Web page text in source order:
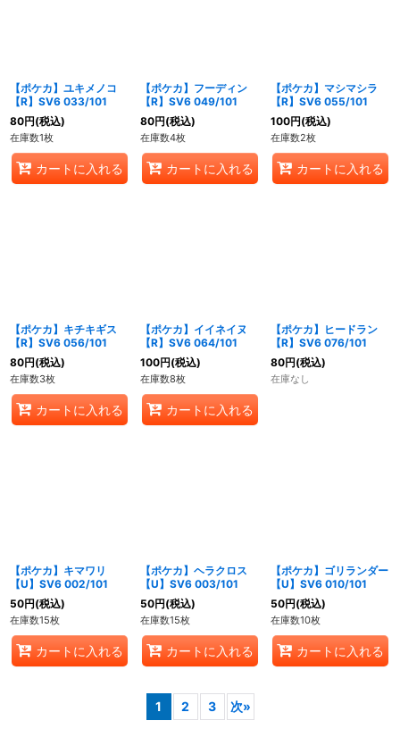
【ポケカ】ユキメノコ
【R】SV6 033/101
80円(税込)
在庫数1枚
カートに入れる
【ポケカ】フーディン
【R】SV6 049/101
80円(税込)
在庫数4枚
カートに入れる
【ポケカ】マシマシラ
【R】SV6 055/101
100円(税込)
在庫数2枚
カートに入れる
【ポケカ】キチキギス
【R】SV6 056/101
80円(税込)
在庫数3枚
カートに入れる
【ポケカ】イイネイヌ
【R】SV6 064/101
100円(税込)
在庫数8枚
カートに入れる
【ポケカ】ヒードラン
【R】SV6 076/101
80円(税込)
在庫なし
【ポケカ】キマワリ
【U】SV6 002/101
50円(税込)
在庫数15枚
カートに入れる
【ポケカ】ヘラクロス
【U】SV6 003/101
50円(税込)
在庫数15枚
カートに入れる
【ポケカ】ゴリランダー
【U】SV6 010/101
50円(税込)
在庫数10枚
カートに入れる
1 2 3 次»